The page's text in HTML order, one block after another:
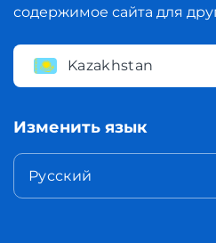
содержимое сайта для
Kazakhstan
Изменить язык
Русский